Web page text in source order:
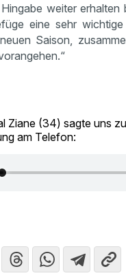
weiter erhalten
eine sehr
Saison,
Ziane (34) sagte uns
am Telefon: